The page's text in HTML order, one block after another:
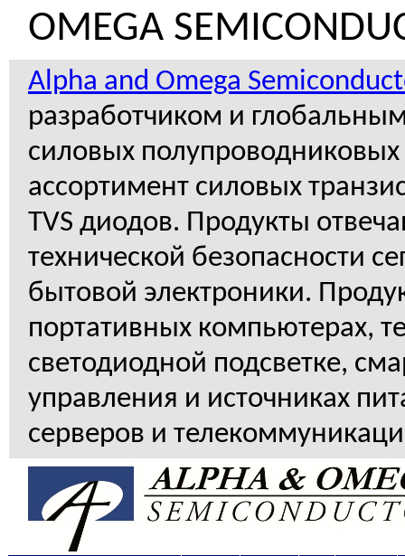
OMEGA
Alpha and Omega
разработчиком и
силовых
ассортимент силовых
TVS диодов. Продукты
технической безопасности
бытовой электроники.
портативных компьютерах,
светодиодной подсветке,
управления и источниках
серверов и